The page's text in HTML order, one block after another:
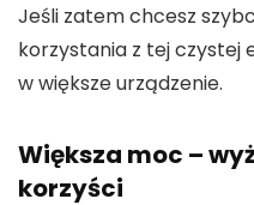
Jeśli zatem chcesz
korzystania z tej czystej
w większe urządzenie.
Większa moc –
korzyści